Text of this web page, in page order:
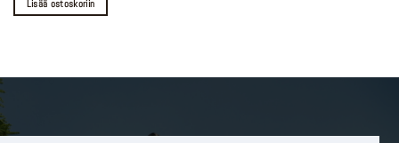
Lisää ostoskoriin